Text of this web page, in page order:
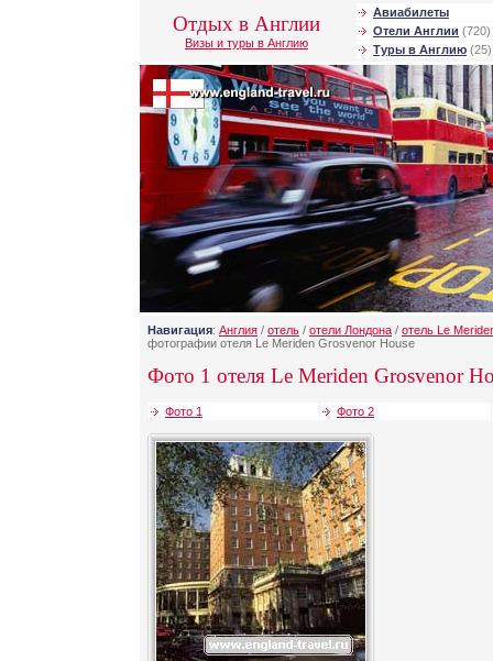
Отдых в Англии
Визы и туры в Англию
Авиабилеты
Отели Англии (720)
Туры в Англию (25)
Навигация: Англия / отель / отели Лондона / отель Le
фотографии отеля Le Meriden Grosvenor House
Фото 1 отеля Le Meriden Grosvenor
Фото 1 Фото 2